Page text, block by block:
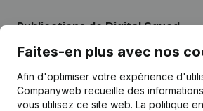
Publicationsde Digital Squad
28-12-2022 Demissions,
Faites-en plus avec nos
Afin d'optimiser votre expérience
Companyweb recueille des
vous utilisez ce site web. La politique